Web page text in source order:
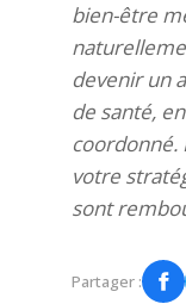
bien-être
devenir un
de santé,
votre
sont
Partager :